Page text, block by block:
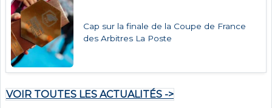
Cap sur la finale de la Coupe de France
des Arbitres La Poste
VOIR TOUTES LES ACTUALITÉS ->